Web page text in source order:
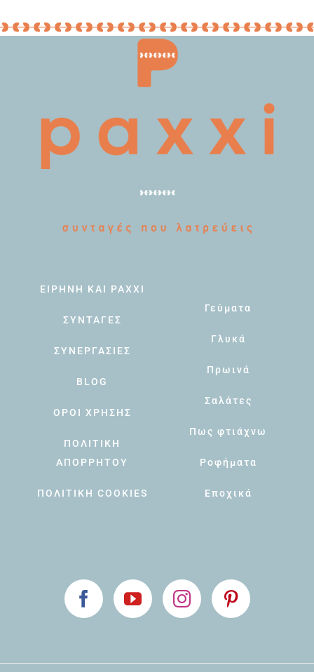
ΕΙΡΗΝΗ ΚΑΙ PAXXI
ΣΥΝΤΑΓΕΣ
ΣΥΝΕΡΓΑΣΙΕΣ
BLOG
ΟΡΟΙ ΧΡΗΣΗΣ
ΠΟΛΙΤΙΚΗ
ΑΠΟΡΡΗΤΟΥ
ΠΟΛΙΤΙΚΗ COOKIES
Γεύματα
Γλυκά
Πρωινά
Σαλάτες
Πως φτιάχνω
Ροφήματα
Εποχικά